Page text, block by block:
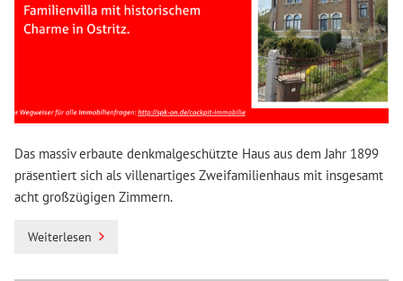
Das massiv erbaute denkmalgeschützte Haus aus dem Jahr 1899
präsentiert sich als villenartiges Zweifamilienhaus mit insgesamt
acht großzügigen Zimmern.
Weiterlesen